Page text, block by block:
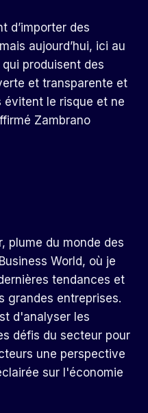
d’importer des
aujourd’hui, ici au
produisent des
et transparente et
évitent le risque et ne
Zambrano
plume du monde des
World, où je
tendances et
grandes entreprises.
d'analyser les
défis du secteur pour
une perspective
sur l'économie